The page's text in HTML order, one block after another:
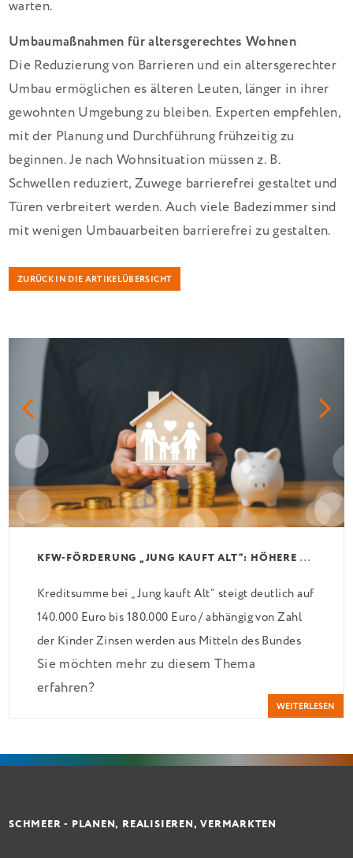
warten.
Umbaumaßnahmen für altersgerechtes Wohnen
Die Reduzierung von Barrieren und ein altersgerechter
Umbau ermöglichen es älteren Leuten, länger in ihrer
gewohnten Umgebung zu bleiben. Experten empfehlen,
mit der Planung und Durchführung frühzeitig zu
beginnen. Je nach Wohnsituation müssen z. B.
Schwellen reduziert, Zuwege barrierefrei gestaltet und
Türen verbreitert werden. Auch viele Badezimmer sind
mit wenigen Umbauarbeiten barrierefrei zu gestalten.
ZURÜCK IN DIE ARTIKELÜBERSICHT
K
FW-FÖRDERUNG „JUNG KAUFT ALT“: HÖHERE KREDITE AB AUGUST 2026
Kreditsumme bei „Jung kauft Alt“ steigt deutlich auf
140.000 Euro bis 180.000 Euro / abhängig von Zahl
der Kinder Zinsen werden aus Mitteln des Bundes
verbilligt: Heutiger Zins bei 0,53 Prozent effektiv
bei 35 Jahren Laufzeit und 10 Jahren Zinsbindung
Antragstellende verpflichten sich zu energetischer
Sanierung in Einzelmaßnahmen […]
Sie möchten mehr zu diesem Thema
erfahren?
WEITERLESEN
SCHMEER - PLANEN, REALISIEREN, VERMARKTEN